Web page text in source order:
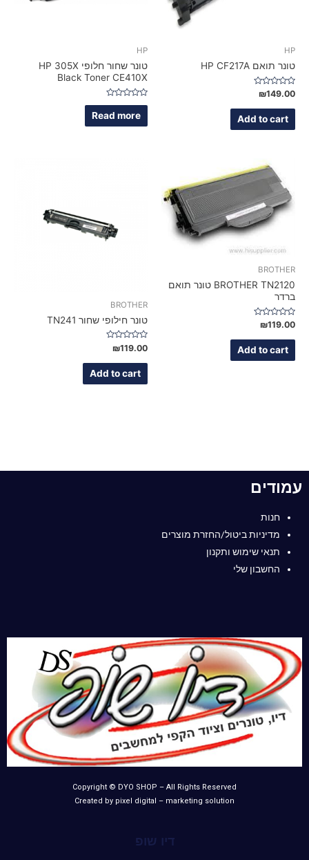
HP
טונר תואם HP CF217A
Rated
0
out
₪149.00
Add to cart
HP
טונר שחור חלופי HP 305X
Black Toner CE410X
Rated
out
of
Read more
BROTHER
BROTHER TN2120 טונר תואם
ברדר
Rated
0
out
₪119.00
Add to cart
BROTHER
טונר חילופי שחור TN241
Rated
0
out
₪119.00
Add to cart
עמודים
חנות
מדיניות ביטול/החזרת מוצרים
תנאי שימוש ותקנון
החשבון שלי
Copyright © DYO SHOP – All Rights Reserved
Created by pixel digital – marketing solution
דיו שופ